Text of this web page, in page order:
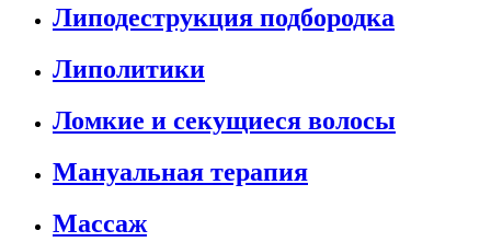
Липодеструкция подбородка
Липолитики
Ломкие и секущиеся волосы
Мануальная терапия
Массаж